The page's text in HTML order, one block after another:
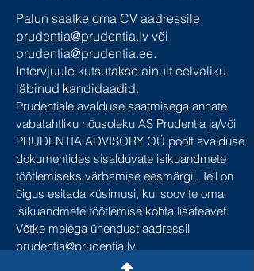
Palun saatke oma CV aadressile
prudentia@prudentia.lv või
prudentia@prudentia.ee.
Intervjuule kutsutakse ainult eelvaliku
läbinud kandidaadid.
Prudentiale avalduse saatmisega annate
vabatahtliku nõusoleku AS Prudentia ja/või
PRUDENTIA ADVISORY OÜ poolt avalduse
dokumentides sisalduvate isikuandmete
töötlemiseks värbamise eesmärgil. Teil on
õigus esitada küsimusi, kui soovite oma
isikuandmete töötlemise kohta lisateavet.
Võtke meiega ühendust aadressil
prudentia@prudentia.lv.